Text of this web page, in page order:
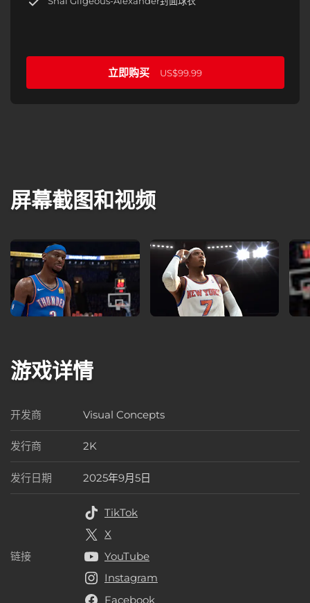
立即购买 US$99.99
屏幕截图和视频
游戏详情
开发商 开发商
Visual Concepts
发行商 发行商
2K
发行日期 发行日期
2025年9月5日
链接 链接
TikTok
X
YouTube
Instagram
Facebook